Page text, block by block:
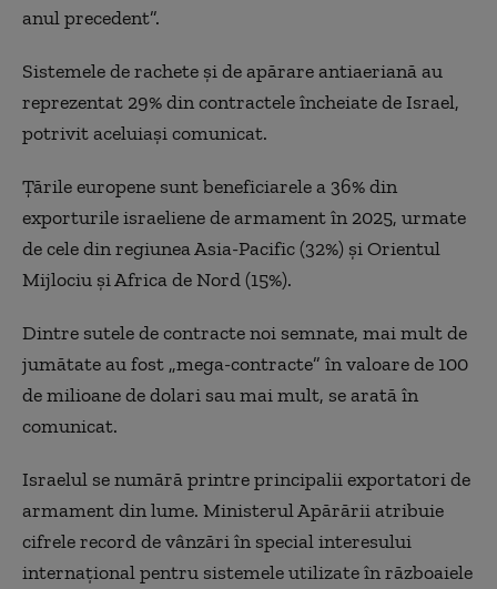
anul precedent”.
Sistemele de rachete şi de apărare antiaeriană au
reprezentat 29% din contractele încheiate de Israel,
potrivit aceluiaşi comunicat.
Ţările europene sunt beneficiarele a 36% din
exporturile israeliene de armament în 2025, urmate
de cele din regiunea Asia-Pacific (32%) şi Orientul
Mijlociu şi Africa de Nord (15%).
Dintre sutele de contracte noi semnate, mai mult de
jumătate au fost „mega-contracte” în valoare de 100
de milioane de dolari sau mai mult, se arată în
comunicat.
Israelul se numără printre principalii exportatori de
armament din lume. Ministerul Apărării atribuie
cifrele record de vânzări în special interesului
internaţional pentru sistemele utilizate în războaiele